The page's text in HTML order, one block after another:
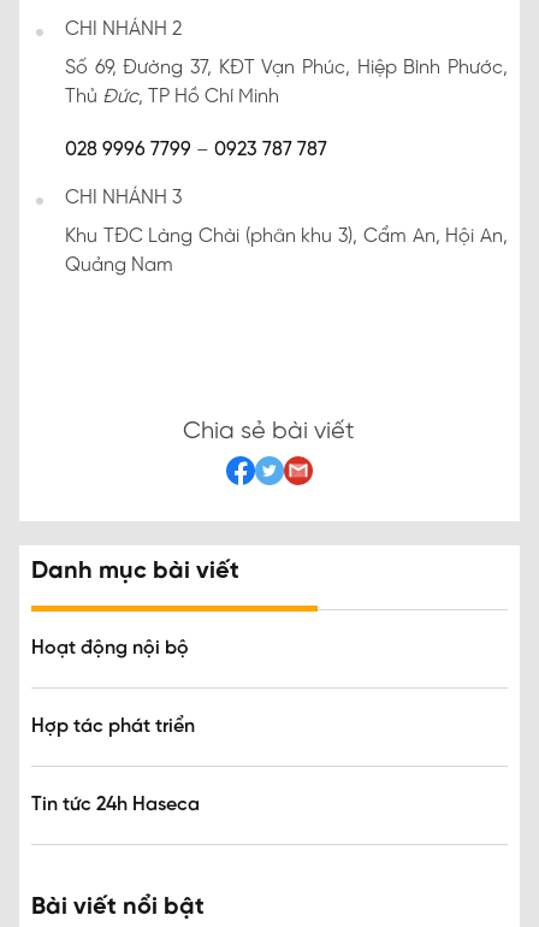
CHI NHÁNH 2
Số 69, Đường 37, KĐT Vạn Phúc, Hiệp Bình Phước,
Thủ Đức, TP Hồ Chí Minh
028 9996 7799 – 0923 787 787
CHI NHÁNH 3
Khu TĐC Làng Chài (phân khu 3), Cẩm An, Hội An,
Quảng Nam
Chia sẻ bài viết
Danh mục bài viết
Hoạt động nội bộ
Hợp tác phát triển
Tin tức 24h Haseca
Bài viết nổi bật